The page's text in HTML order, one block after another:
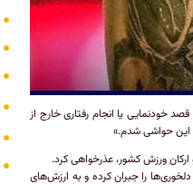
خودنمایی یا انجام رفتاری خارج از
این حواشی شدم.»
ارکان ورزش کشور، عذرخواهی کرد.
را جبران کرده و به ارزش‌های